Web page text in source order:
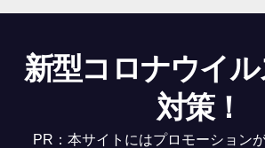
新型コロナウイ
対策！
PR：本サイトにはプロモーション